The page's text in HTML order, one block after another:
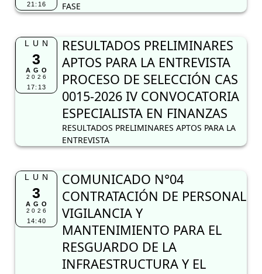
21:16
FASE
LUN
3
AGO
2026
17:13
RESULTADOS PRELIMINARES
APTOS PARA LA ENTREVISTA
PROCESO DE SELECCIÓN CAS
0015-2026 IV CONVOCATORIA
ESPECIALISTA EN FINANZAS
RESULTADOS PRELIMINARES APTOS PARA LA
ENTREVISTA
LUN
3
AGO
2026
14:40
COMUNICADO N°04
CONTRATACIÓN DE PERSONAL
VIGILANCIA Y
MANTENIMIENTO PARA EL
RESGUARDO DE LA
INFRAESTRUCTURA Y EL